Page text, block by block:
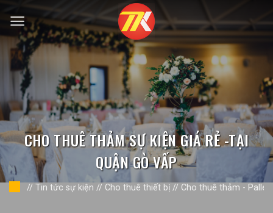
qua
nội
dung
CHO THUÊ THẢM SỰ KIỆN GIÁ RẺ -TẠI
QUẬN GÒ VẤP
// Tin tức sự kiện // Cho thuê thiết bị // Cho thuê thảm - Pallet